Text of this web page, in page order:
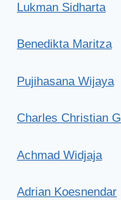
Lukman Sidharta
Benedikta Maritza
Pujihasana Wijaya
Charles Christian
Achmad Widjaja
Adrian Koesnendar